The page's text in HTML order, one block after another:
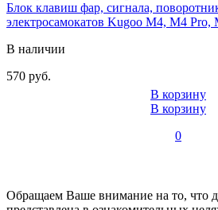
Блок клавиш фар, сигнала,
электросамокатов Kugoo M4, M4 Pro,
В наличии
570 руб.
В корзину
В корзину
0
Обращаем Ваше внимание на то, что